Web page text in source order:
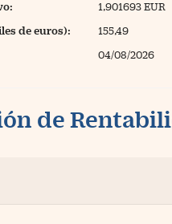
1,901693 EUR
de euros): 155,49
04/08/2026
de